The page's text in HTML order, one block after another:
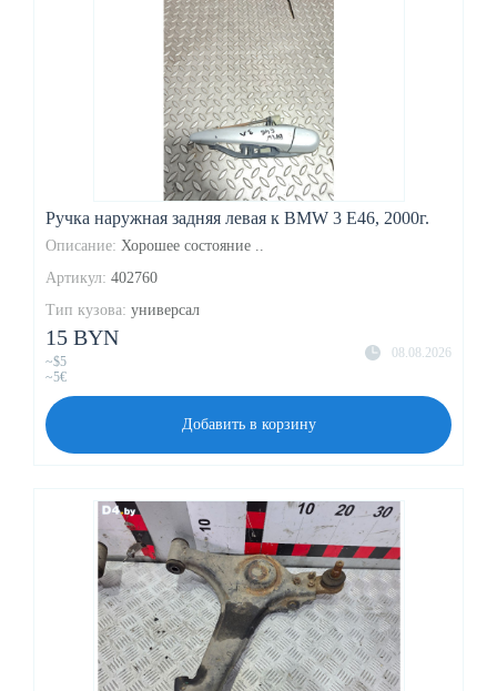
Ручка наружная задняя левая к BMW 3 E46, 2000г.
Описание: Хорошее состояние ..
Артикул: 402760
Тип кузова: универсал
08.08.2026
15 BYN
~$5
~5€
Добавить в корзину